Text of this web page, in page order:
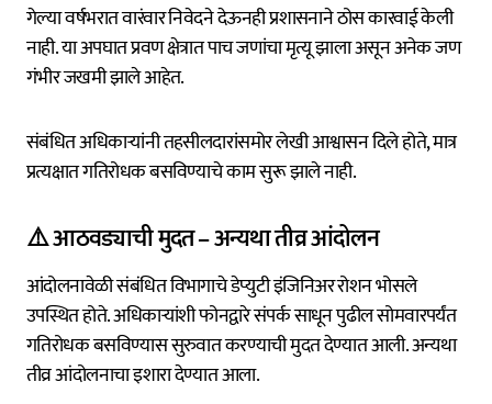
गेल्या वर्षभरात वारंवार निवेदने देऊनही प्रशासनाने ठोस कारवाई केली
नाही. या अपघात प्रवण क्षेत्रात पाच जणांचा मृत्यू झाला असून अनेक जण
गंभीर जखमी झाले आहेत.
संबंधित अधिकाऱ्यांनी तहसीलदारांसमोर लेखी आश्वासन दिले होते, मात्र
प्रत्यक्षात गतिरोधक बसविण्याचे काम सुरू झाले नाही.
⚠️ आठवड्याची मुदत – अन्यथा तीव्र आंदोलन
आंदोलनावेळी संबंधित विभागाचे डेप्युटी इंजिनिअर रोशन भोसले
उपस्थित होते. अधिकाऱ्यांशी फोनद्वारे संपर्क साधून पुढील सोमवारपर्यंत
गतिरोधक बसविण्यास सुरुवात करण्याची मुदत देण्यात आली. अन्यथा
तीव्र आंदोलनाचा इशारा देण्यात आला.